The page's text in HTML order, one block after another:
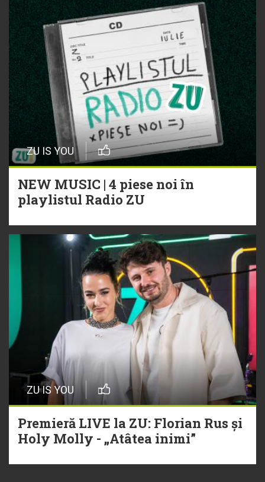
ZU IS YOU
NEW MUSIC | 4 piese noi în
playlistul Radio ZU
ZU IS YOU
Premieră LIVE la ZU: Florian Rus și
Holy Molly - „Atâtea inimi”